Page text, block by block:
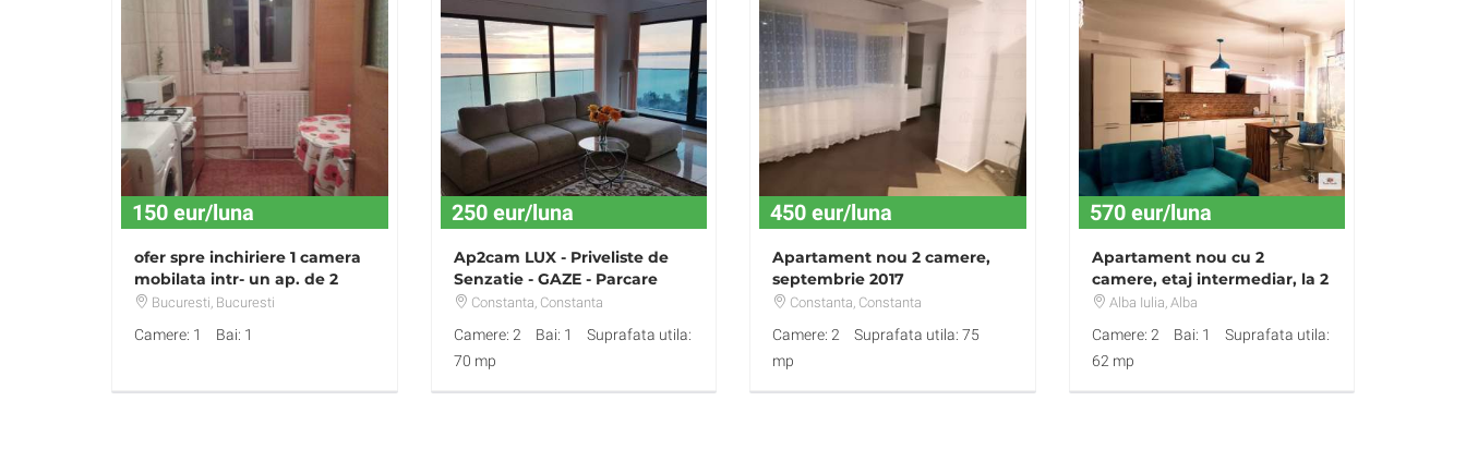
150 eur/luna
ofer spre inchiriere 1 camera
mobilata intr- un ap. de 2
camere TEL: 0723288931
Bucuresti, Bucuresti
Camere: 1 Bai: 1
250 eur/luna
Ap2cam LUX - Priveliste de
Senzatie - GAZE - Parcare
Privata - 300euro
Constanta, Constanta
Camere: 2 Bai: 1
Suprafata utila:
70 mp
450 eur/luna
Apartament nou 2 camere,
septembrie 2017
Constanta, Constanta
Camere: 2
Suprafata utila: 75
mp
570 eur/luna
Apartament nou cu 2
camere, etaj intermediar, la 2
min de Tribunal
Alba Iulia, Alba
Camere: 2 Bai: 1
Suprafata utila:
62 mp